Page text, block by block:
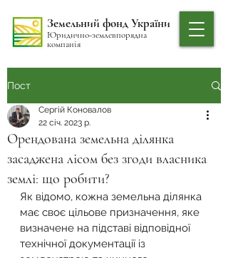
Земельний фонд України
Юридично-землевпорядна
компанія
Пост
Орендована земельна ділянка
засаджена лісом без згоди власника
землі: що робити?
Сергій Коновалов
22 січ. 2023 р.
Як відомо, кожна земельна ділянка
має своє цільове призначення, яке
визначене на підставі відповідної
технічної документації із